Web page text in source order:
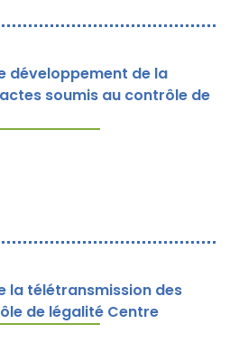
développement de la
soumis au contrôle de
la télétransmission des
de légalité Centre